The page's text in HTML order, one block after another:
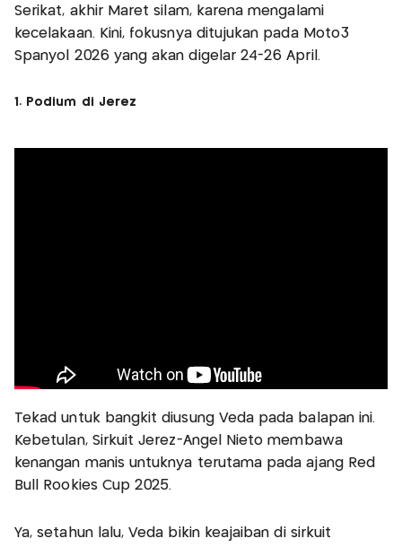
Serikat, akhir Maret silam, karena mengalami
kecelakaan. Kini, fokusnya ditujukan pada Moto3
Spanyol 2026 yang akan digelar 24-26 April.
1. Podium di Jerez
Tekad untuk bangkit diusung Veda pada balapan ini.
Kebetulan, Sirkuit Jerez-Angel Nieto membawa
kenangan manis untuknya terutama pada ajang Red
Bull Rookies Cup 2025.
Ya, setahun lalu, Veda bikin keajaiban di sirkuit